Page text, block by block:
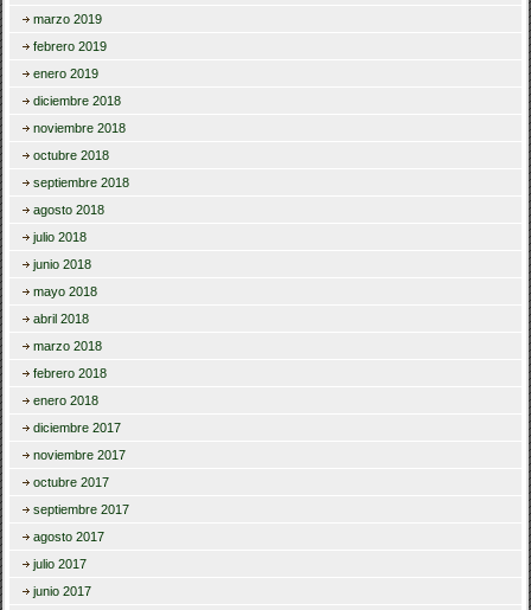
marzo 2019
febrero 2019
enero 2019
diciembre 2018
noviembre 2018
octubre 2018
septiembre 2018
agosto 2018
julio 2018
junio 2018
mayo 2018
abril 2018
marzo 2018
febrero 2018
enero 2018
diciembre 2017
noviembre 2017
octubre 2017
septiembre 2017
agosto 2017
julio 2017
junio 2017